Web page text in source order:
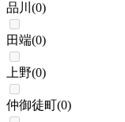
品川 (0)
田端(0)
上野(0)
仲御徒町(0)